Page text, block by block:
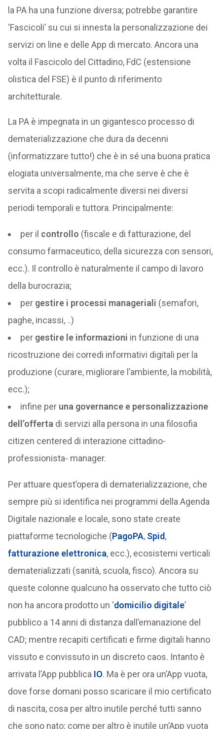
la PA ha una funzione diversa; potrebbe garantire
‘Fascicoli’ su cui si innesta la personalizzazione dei
servizi on line e delle App di mercato. Ancora una
volta il Fascicolo del Cittadino, FdC (estensione
olistica del FSE) è il punto di riferimento
architetturale.
La PA è impegnata in un gigantesco processo di
dematerializzazione che dura da decenni
(informatizzare tutto!) che è in sé una buona pratica
elogiata universalmente, ma che serve è che è
servita a scopi radicalmente diversi nei diversi
periodi temporali e tuttora. Principalmente:
per il controllo (fiscale e di fatturazione, del
consumo farmaceutico, della sicurezza con sensori,
ecc.). Il controllo è naturalmente il campo di lavoro
della burocrazia;
per gestire i processi manageriali (semafori,
paghe, incassi, ..)
per gestire le informazioni in funzione di una
ricostruzione dei corredi informativi digitali per la
produzione (curare, migliorare l’ambiente, la mobilità,
ecc.);
infine per una governance e personalizzazione
dell’offerta di servizi alla persona in una filosofia
citizen centered di interazione cittadino-
professionista- manager.
Per attuare quest’opera di dematerializzazione, che
sempre più si identifica nei programmi della Agenda
Digitale nazionale e locale, sono state create
piattaforme tecnologiche (PagoPA, Spid,
fatturazione elettronica, ecc.), ecosistemi verticali
dematerializzati (sanità, scuola, fisco). Ancora su
queste colonne qualcuno ha osservato che tutto ciò
non ha ancora prodotto un ‘domicilio digitale’
pubblico a 14 anni di distanza dall’emanazione del
CAD; mentre recapiti certificati e firme digitali hanno
vissuto e convissuto in un discreto caos. Intanto è
arrivata l’App pubblica IO. Ma è per ora un’App vuota,
dove forse domani posso scaricare il mio certificato
di nascita, cosa per altro inutile perché tutti sanno
che sono nato; come per altro è inutile un’App vuota